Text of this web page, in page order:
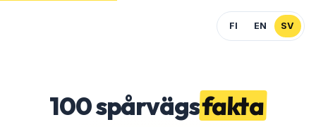
FI EN SV
100spårvägsfakta